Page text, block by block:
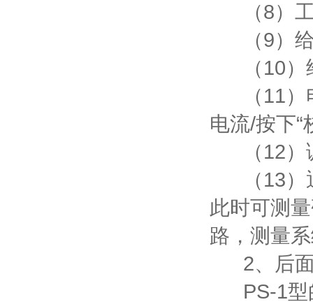
（8）工
（9）给
（10）
（11）电
电流/按下“
（12）
（13）通
此时可测
路，测量
2、后面
PS-1型